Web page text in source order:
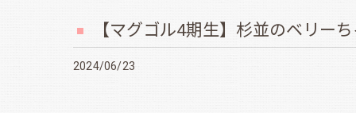
【マグゴル4期生】杉並のベリ
2024/06/23